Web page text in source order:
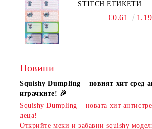
STITCH ЕТИКЕТИ
€0.61
Новини
Squishy Dumpling – новият хит сред
играчките! 🎉
Squishy Dumpling – новата хит
деца!
Открийте меки и забавни squishy